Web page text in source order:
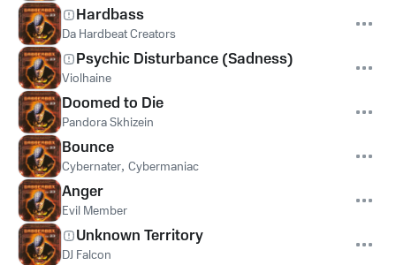
Hardbass
Da Hardbeat Creators
Psychic Disturbance (Sadness)
Violhaine
Doomed to Die
Pandora Skhizein
Bounce
Cybernater, Cybermaniac
Anger
Evil Member
Unknown Territory
DJ Falcon